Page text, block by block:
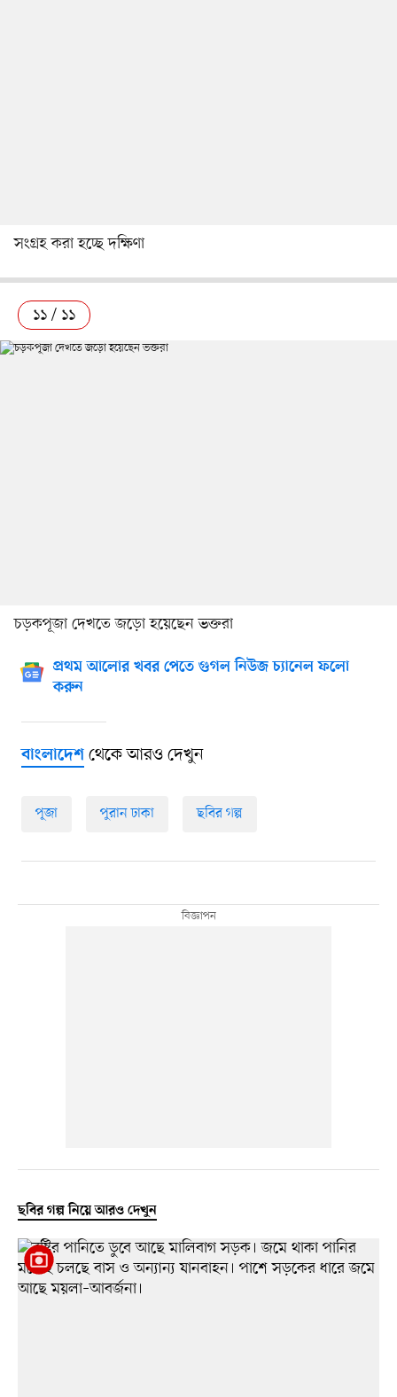
সংগ্রহ করা হচ্ছে দক্ষিণা
১১ / ১১
চড়কপূজা দেখতে জড়ো হয়েছেন ভক্তরা
প্রথম আলোর খবর পেতে গুগল নিউজ চ্যানেল ফলো
করুন
বাংলাদেশথেকে আরও দেখুন
পূজা পুরান ঢাকা ছবির গল্প
ছবির গল্প নিয়ে আরও দেখুন